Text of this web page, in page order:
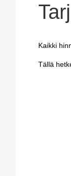
Kaikki
Tällä